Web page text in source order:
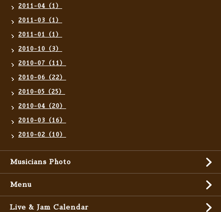
2011-04（1）
2011-03（1）
2011-01（1）
2010-10（3）
2010-07（11）
2010-06（22）
2010-05（25）
2010-04（20）
2010-03（16）
2010-02（10）
Musicians Photo
Menu
Live & Jam Calendar